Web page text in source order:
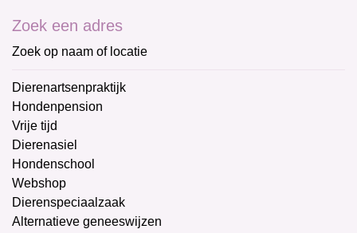
Zoek een adres
Zoek op naam of locatie
Dierenartsenpraktijk
Hondenpension
Vrije tijd
Dierenasiel
Hondenschool
Webshop
Dierenspeciaalzaak
Alternatieve geneeswijzen